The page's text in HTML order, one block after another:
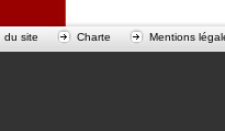
du site Charte Mentions